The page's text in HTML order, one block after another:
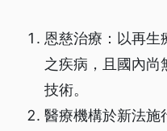
恩慈治療：以再生
之疾病，且國內尚
技術。
醫療機構於新法施